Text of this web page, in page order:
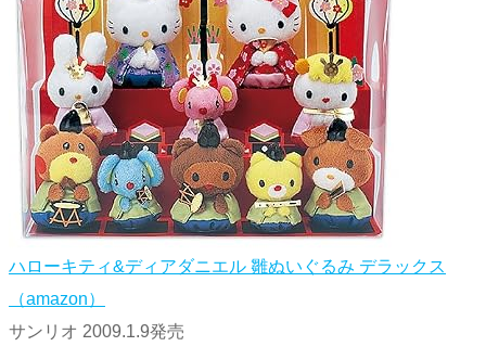
ハローキティ&ディアダニエル 雛ぬいぐるみ デラックス
（amazon）
サンリオ 2009.1.9発売